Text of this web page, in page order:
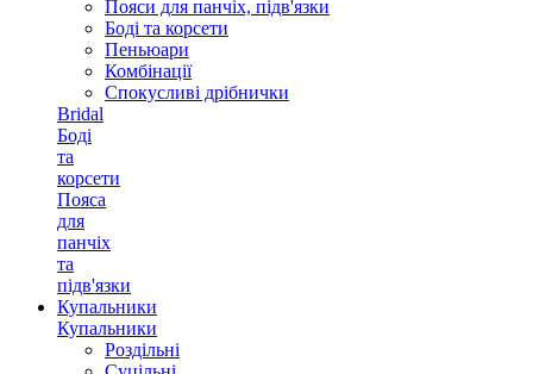
Пояси для панчіх, підв'язки
Боді та корсети
Пеньюари
Комбінації
Спокусливі дрібнички
Bridal
Боді
та
корсети
Пояса
для
панчіх
та
підв'язки
Купальники
Купальники
Роздільні